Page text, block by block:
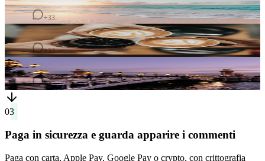
+33
2 commenti
7 commenti
03
end-to-end. I commenti verificati appaiono entro 12 ore.